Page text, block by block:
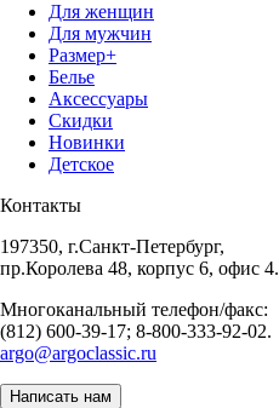
Для женщин
Для мужчин
Размер+
Белье
Аксессуары
Скидки
Новинки
Детское
Контакты
197350, г.Санкт-Петербург,
пр.Королева 48, корпус 6, офис 4.
Многоканальный телефон/факс:
(812) 600-39-17; 8-800-333-92-02.
argo@argoclassic.ru
Написать нам